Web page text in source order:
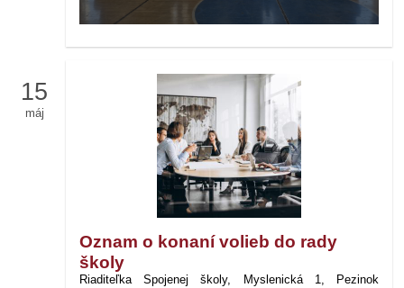
15
máj
Oznam o konaní volieb do rady
školy
Riaditeľka Spojenej školy, Myslenická 1, Pezinok